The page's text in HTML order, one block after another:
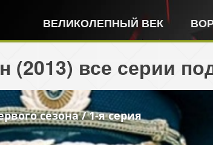
ВЕЛИКОЛЕПНЫЙ ВЕК
(2013) все серии